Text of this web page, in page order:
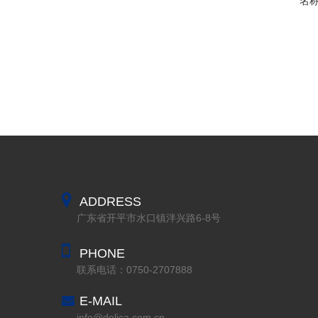
ADDRESS
广东省开平市水口镇泮兴路6-8号
PHONE
联系电话：0750-2707888
E-MAIL